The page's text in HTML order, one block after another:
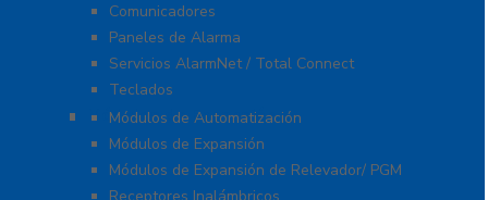
Comunicadores
Paneles de Alarma
Servicios AlarmNet / Total Connect
Teclados
Módulos de Expansión
Módulos de Automatización
Módulos de Expansión
Módulos de Expansión de Relevador/ PGM